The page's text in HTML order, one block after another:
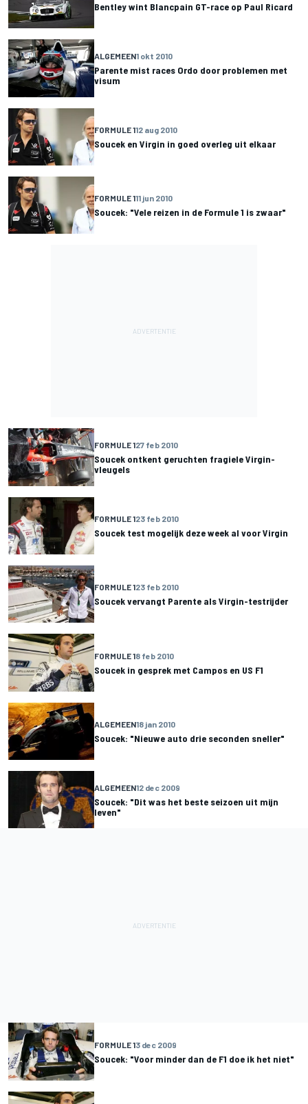
Bentley wint Blancpain GT-race op Paul Ricard
ALGEMEEN1 okt 2010
Parente mist races Ordo door problemen met
visum
FORMULE 112 aug 2010
Soucek en Virgin in goed overleg uit elkaar
FORMULE 111 jun 2010
Soucek: "Vele reizen in de Formule 1 is zwaar"
FORMULE 127 feb 2010
Soucek ontkent geruchten fragiele Virgin-
vleugels
FORMULE 123 feb 2010
Soucek test mogelijk deze week al voor Virgin
FORMULE 123 feb 2010
Soucek vervangt Parente als Virgin-testrijder
FORMULE 18 feb 2010
Soucek in gesprek met Campos en US F1
ALGEMEEN18 jan 2010
Soucek: "Nieuwe auto drie seconden sneller"
ALGEMEEN12 dec 2009
Soucek: "Dit was het beste seizoen uit mijn
leven"
FORMULE 13 dec 2009
Soucek: "Voor minder dan de F1 doe ik het niet"